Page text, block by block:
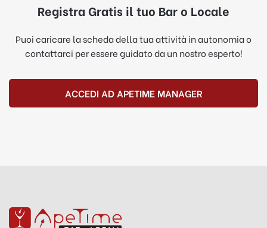
Registra Gratis il tuo Bar o Locale
Puoi caricare la scheda della tua attività in autonomia o
contattarci per essere guidato da un nostro esperto!
ACCEDI AD APETIME MANAGER